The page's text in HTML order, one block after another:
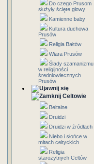
Do czego Prusom
służyły ścięte głowy
Kamienne baby
Kultura duchowa
Prusów
Religia Bałtów
Wiara Prusów
Ślady szamanizmu
w religijności
średniowiecznych
Prusów
Celtowie
Beltaine
Druidzi
Druidzi w źródłach
Niebo i słońce w
mitach celtyckich
Religia
starożytnych Celtów